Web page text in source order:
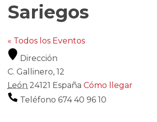
Sariegos
« Todos los Eventos
Dirección
C. Gallinero, 12
León 24121 España Cómo llegar
Teléfono 674 40 96 10